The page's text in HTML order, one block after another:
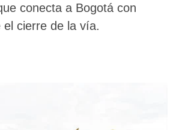
conecta a Bogotá con
el cierre de la vía.